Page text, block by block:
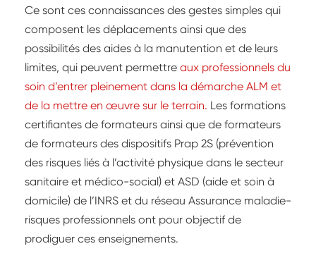
Ce sont ces connaissances des gestes simples qui
composent les déplacements ainsi que des
possibilités des aides à la manutention et de leurs
limites, qui peuvent permettre aux professionnels du
soin d’entrer pleinement dans la démarche ALM et
de la mettre en œuvre sur le terrain. Les formations
certifiantes de formateurs ainsi que de formateurs
de formateurs des dispositifs Prap 2S (prévention
des risques liés à l’activité physique dans le secteur
sanitaire et médico-social) et ASD (aide et soin à
domicile) de l’INRS et du réseau Assurance maladie-
risques professionnels ont pour objectif de
prodiguer ces enseignements.